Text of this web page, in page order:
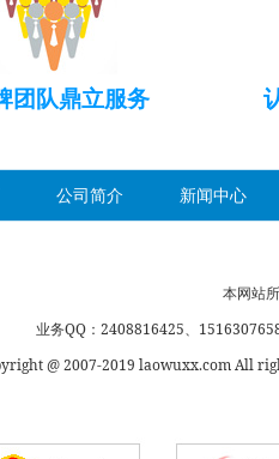
团队鼎立服务
公司简介 新闻中心
本网站
业务QQ：2408816425、
@ 2007-2019 laowuxx.com All